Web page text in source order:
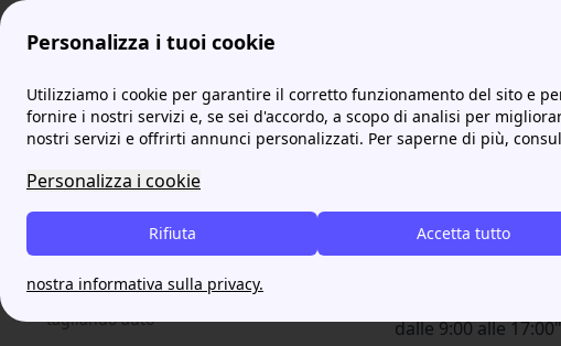
Personalizza i tuoi cookie
Utilizziamo i cookie per garantire il corretto funzionamento del sito e
fornire i nostri servizi e, se sei d'accordo, a scopo di analisi per
nostri servizi e offrirti annunci personalizzati. Per saperne di più,
Personalizza i cookie
Accetta tutto
Rifiuta
nostra informativa sulla privacy.
prontoassicuratore Contrassegno auto: tutto quello che devi sapere
Che cos'è il contrassegno auto?
Come richiedere un contrassegno auto
Quanto costa il contrassegno auto?
Quali sono i documenti che bisogna tenere
Cosa fare in caso di smarrimento del
tagliando auto
[cta-block-double
Assicurazioni più
link="https://
auto/" call-
dalle 9:00 alle